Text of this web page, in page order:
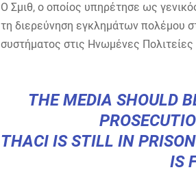
Ο Σμιθ, ο οποίος υπηρέτησε ως
τη διερεύνηση εγκλημάτων πολέμου
συστήματος στις Ηνωμένες
THE MEDIA SHOULD
THACI IS STILL IN
IS